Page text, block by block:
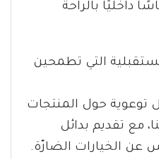
داخليًا بالراحة
التي تطمحين
حول المنتجات
مع تقديم بدائل
عن الخيارات الضارّة.